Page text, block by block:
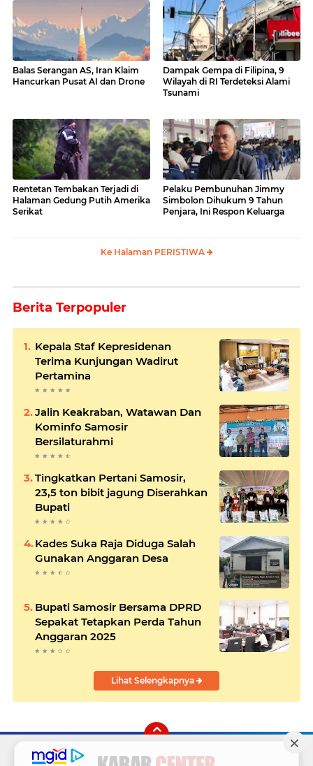
Balas Serangan AS, Iran Klaim
Hancurkan Pusat AI dan Drone
Dampak Gempa di Filipina, 9
Wilayah di RI Terdeteksi Alami
Tsunami
Rentetan Tembakan Terjadi di
Halaman Gedung Putih Amerika
Serikat
Pelaku Pembunuhan Jimmy
Simbolon Dihukum 9 Tahun
Penjara, Ini Respon Keluarga
Ke Halaman PERISTIWA
Berita Terpopuler
Kepala Staf Kepresidenan
Terima Kunjungan Wadirut
Pertamina
Jalin Keakraban, Watawan Dan
Kominfo Samosir
Bersilaturahmi
Tingkatkan Pertani Samosir,
23,5 ton bibit jagung Diserahkan
Bupati
Kades Suka Raja Diduga Salah
Gunakan Anggaran Desa
Bupati Samosir Bersama DPRD
Sepakat Tetapkan Perda Tahun
Anggaran 2025
Lihat Selengkapnya